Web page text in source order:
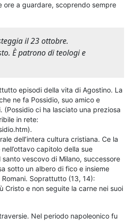
ore a guardare, scoprendo sempre
il 23 ottobre.
È patrono di teologi e
episodi della vita di Agostino. La
ne fa Possidio, suo amico e
(Possidio ci ha lasciato una preziosa
in rete:
dell’intera cultura cristiana. Ce la
capitolo della sue
santo vescovo di Milano, successore
sotto un albero di fico e insieme
Soprattutto (13, 14):
Cristo e non seguite la carne nei suoi
Nel periodo napoleonico fu